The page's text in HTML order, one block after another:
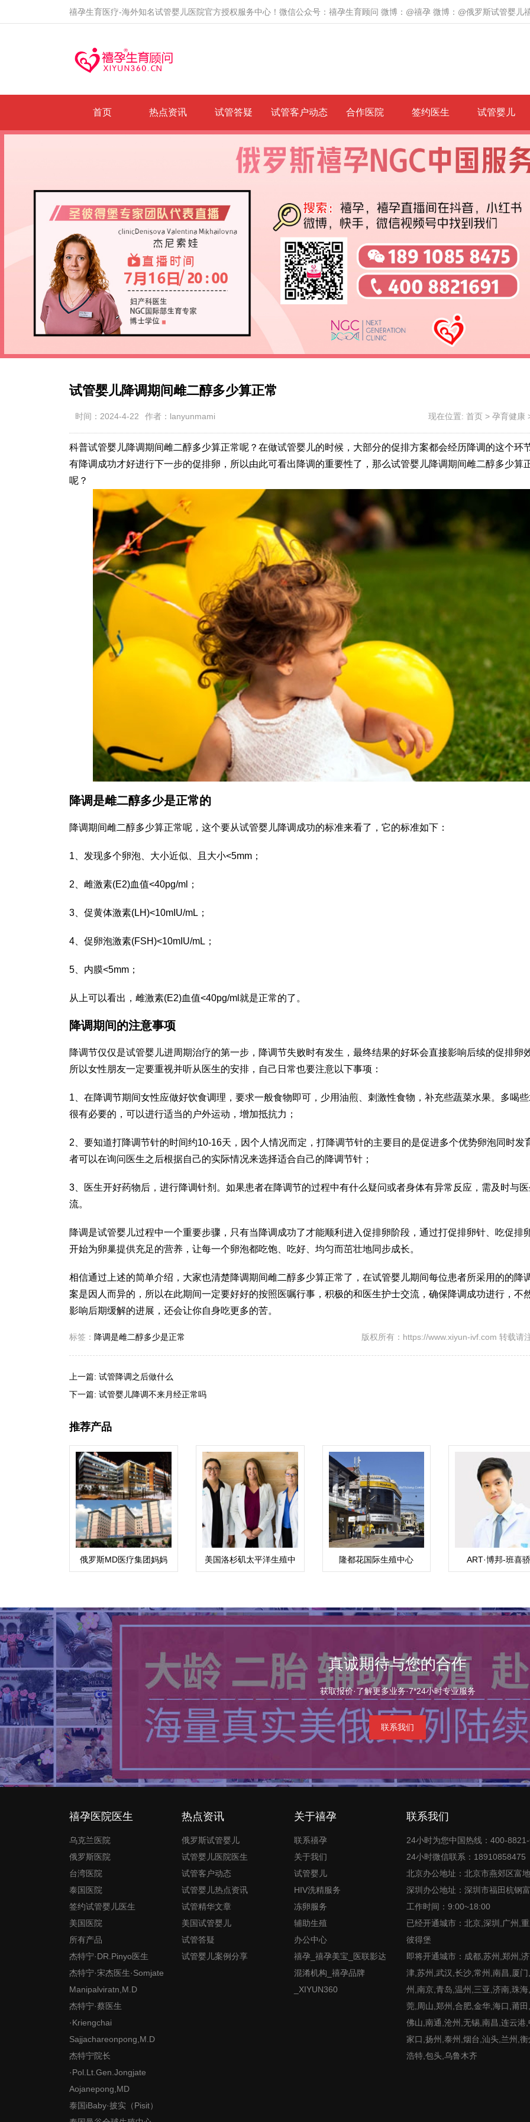
禧孕生育医疗-海外知名试管婴儿医院官方授权服务中心！微信公众号：禧孕生育顾问 微博：@禧孕 微博：@俄罗斯试管婴儿
首页 热点资讯 试管答疑 试管客户动态 合作医院 签约医生 试管婴儿
试管婴儿降调期间雌二醇多少算正常
时间：2024-4-22 作者：lanyunmami 现在位置: 首页 > 孕育健康
科普试管婴儿降调期间雌二醇多少算正常呢？在做试管婴儿的时候，大部分的促排方案都会经历降调的这个环
有降调成功才好进行下一步的促排卵，所以由此可看出降调的重要性了，那么试管婴儿降调期间雌二醇多少算
呢？
降调是雌二醇多少是正常的
降调期间雌二醇多少算正常呢，这个要从试管婴儿降调成功的标准来看了，它的标准如下：
1、发现多个卵泡、大小近似、且大小<5mm；
2、雌激素(E2)血值<40pg/ml；
3、促黄体激素(LH)<10mIU/mL；
4、促卵泡激素(FSH)<10mIU/mL；
5、内膜<5mm；
从上可以看出，雌激素(E2)血值<40pg/ml就是正常的了。
降调期间的注意事项
降调节仅仅是试管婴儿进周期治疗的第一步，降调节失败时有发生，最终结果的好坏会直接影响后续的促排卵
所以女性朋友一定要重视并听从医生的安排，自己日常也要注意以下事项：
1、在降调节期间女性应做好饮食调理，要求一般食物即可，少用油煎、刺激性食物，补充些蔬菜水果。多喝
很有必要的，可以进行适当的户外运动，增加抵抗力；
2、要知道打降调节针的时间约10-16天，因个人情况而定，打降调节针的主要目的是促进多个优势卵泡同时发
者可以在询问医生之后根据自己的实际情况来选择适合自己的降调节针；
3、医生开好药物后，进行降调针剂。如果患者在降调节的过程中有什么疑问或者身体有异常反应，需及时与
流。
降调是试管婴儿过程中一个重要步骤，只有当降调成功了才能顺利进入促排卵阶段，通过打促排卵针、吃促排
开始为卵巢提供充足的营养，让每一个卵泡都吃饱、吃好、均匀而茁壮地同步成长。
相信通过上述的简单介绍，大家也清楚降调期间雌二醇多少算正常了，在试管婴儿期间每位患者所采用的的降
案是因人而异的，所以在此期间一定要好好的按照医嘱行事，积极的和医生护士交流，确保降调成功进行，不
影响后期缓解的进展，还会让你自身吃更多的苦。
标签： 降调是雌二醇多少是正常 版权所有：https://www.xiyun-ivf.com 转载请
上一篇: 试管降调之后做什么
下一篇: 试管婴儿降调不来月经正常吗
推荐产品
俄罗斯MD医疗集团妈妈
与孩子
美国洛杉矶太平洋生殖中
心（PFC）
隆都花国际生殖中心
(RMC)
ART·博邦-班喜
Pokpong
真诚期待与您的合作
获取报价·了解更多业务·7*24小时专业服务
联系我们
禧孕医院医生
乌克兰医院
俄罗斯医院
台湾医院
泰国医院
签约试管婴儿医生
美国医院
所有产品
杰特宁·DR.Pinyo医生
杰特宁·宋杰医生·Somjate
Manipalviratn,M.D
杰特宁·蔡医生
·Kriengchai
Sajjachareonpong,M.D
杰特宁院长
·Pol.Lt.Gen.Jongjate
Aojanepong,MD
泰国iBaby·披实（Pisit）
热点资讯
俄罗斯试管婴儿
试管婴儿医院医生
试管客户动态
试管婴儿热点资讯
试管精华文章
美国试管婴儿
试管答疑
试管婴儿案例分享
关于禧孕
联系禧孕
关于我们
试管婴儿
HIV洗精服务
冻卵服务
辅助生殖
办公中心
禧孕_禧孕美宝_医联影达
混淆机构_禧孕品牌
_XIYUN360
联系我们
24小时为您中国热线：400-
24小时微信联系：18910858475
北京办公地址：北京市燕郊区富
深圳办公地址：深圳市福田杭钢
工作时间：9:00~18:00
已经开通城市：北京,深圳,广州,
彼得堡
即将开通城市：成都,苏州,郑州,
津,苏州,武汉,长沙,常州,南昌,厦
州,南京,青岛,温州,三亚,济南,珠
莞,周山,郑州,合肥,金华,海口,莆
佛山,南通,沧州,无锡,南昌,连云港
家口,扬州,泰州,烟台,汕头,兰州,
浩特,包头,乌鲁木齐